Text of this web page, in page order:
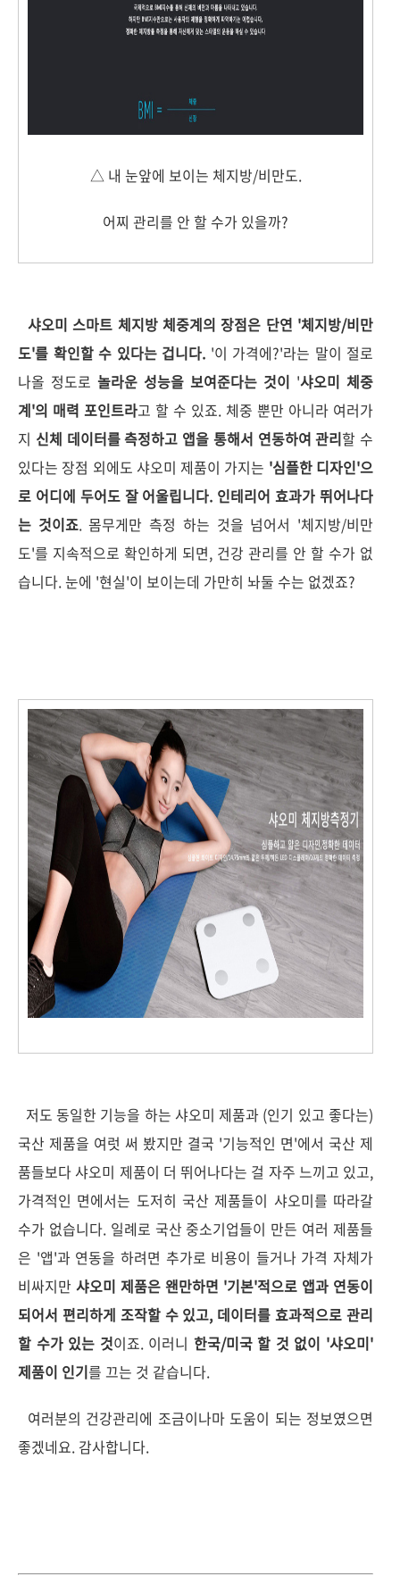
△ 내 눈앞에 보이는 체지방/비만도.
어찌 관리를 안 할 수가 있을까?
샤오미 스마트 체지방 체중계의 장점은 단연 '체지방/비만
도'를 확인할 수 있다는 겁니다. '이 가격에?'라는 말이 절로
나올 정도로 놀라운 성능을 보여준다는 것이 '샤오미 체중
계'의 매력 포인트라고 할 수 있죠. 체중 뿐만 아니라 여러가
지 신체 데이터를 측정하고 앱을 통해서 연동하여 관리할 수
있다는 장점 외에도 샤오미 제품이 가지는 '심플한 디자인'으
로 어디에 두어도 잘 어울립니다. 인테리어 효과가 뛰어나다
는 것이죠. 몸무게만 측정 하는 것을 넘어서 '체지방/비만
도'를 지속적으로 확인하게 되면, 건강 관리를 안 할 수가 없
습니다. 눈에 '현실'이 보이는데 가만히 놔둘 수는 없겠죠?
저도 동일한 기능을 하는 샤오미 제품과 (인기 있고 좋다는)
국산 제품을 여럿 써 봤지만 결국 '기능적인 면'에서 국산 제
품들보다 샤오미 제품이 더 뛰어나다는 걸 자주 느끼고 있고,
가격적인 면에서는 도저히 국산 제품들이 샤오미를 따라갈
수가 없습니다. 일례로 국산 중소기업들이 만든 여러 제품들
은 '앱'과 연동을 하려면 추가로 비용이 들거나 가격 자체가
비싸지만 샤오미 제품은 왠만하면 '기본'적으로 앱과 연동이
되어서 편리하게 조작할 수 있고, 데이터를 효과적으로 관리
할 수가 있는 것이죠. 이러니 한국/미국 할 것 없이 '샤오미'
제품이 인기를 끄는 것 같습니다.
여러분의 건강관리에 조금이나마 도움이 되는 정보였으면
좋겠네요. 감사합니다.